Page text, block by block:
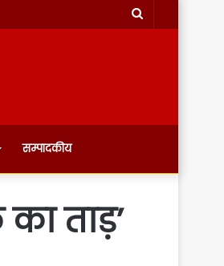
Search
सम्पादकीय
ताड़’